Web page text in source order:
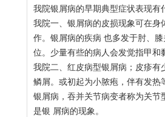
我院银屑病的早期典型症状表现有
我院一、银屑病的皮损现象可在身
作。银屑病的疾病 也多发于肘、
位。少量有些的病人会发觉指甲和
我院二、红皮病型银屑病；皮疹有
鳞屑。或初起为小脓疱，伴有发热
银屑病，吞并关节病变者称为关节
是银 屑病的现象。